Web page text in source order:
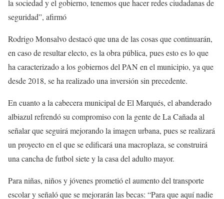
la sociedad y el gobierno, tenemos que hacer redes ciudadanas de
seguridad”, afirmó
Rodrigo Monsalvo destacó que una de las cosas que continuarán,
en caso de resultar electo, es la obra pública, pues esto es lo que
ha caracterizado a los gobiernos del PAN en el municipio, ya que
desde 2018, se ha realizado una inversión sin precedente.
En cuanto a la cabecera municipal de El Marqués, el abanderado
albiazul refrendó su compromiso con la gente de La Cañada al
señalar que seguirá mejorando la imagen urbana, pues se realizará
un proyecto en el que se edificará una macroplaza, se construirá
una cancha de futbol siete y la casa del adulto mayor.
Para niñas, niños y jóvenes prometió el aumento del transporte
escolar y señaló que se mejorarán las becas: “Para que aquí nadie